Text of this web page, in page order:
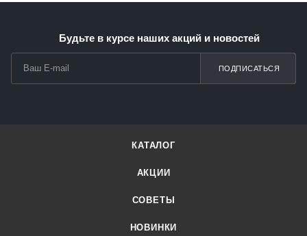
Будьте в курсе наших акций и новостей
ПОДПИСАТЬСЯ
КАТАЛОГ
АКЦИИ
СОВЕТЫ
НОВИНКИ